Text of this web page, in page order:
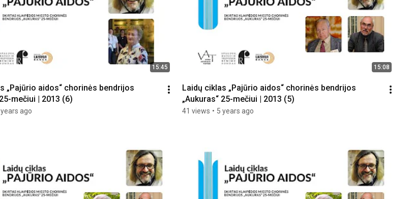
15:45
„Pajūrio aidos“ chorinės bendrijos
mečiui | 2013 (6)
ago
15:08
Laidų ciklas „Pajūrio aidos“ chorinės bendrijos
„Aukuras“ 25-mečiui | 2013 (5)
41 views • 5 years ago